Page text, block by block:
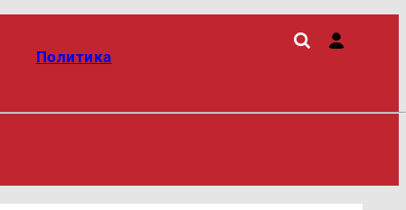
Политика